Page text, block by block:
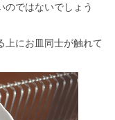
のではないでしょう
上にお皿同士が触れて